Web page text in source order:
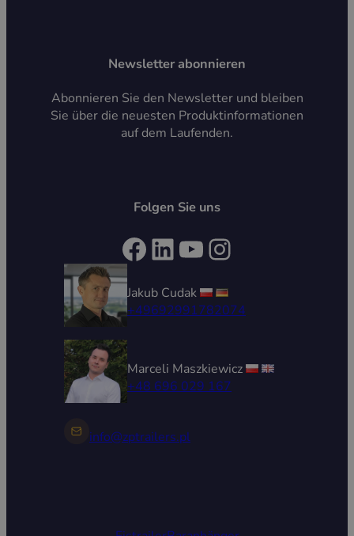
Newsletter abonnieren
Abonnieren Sie den Newsletter und bleiben
Sie über die neuesten Produktinformationen
auf dem Laufenden.
Folgen Sie uns
Facebook LinkedIn YouTube Instagram
Jakub Cudak
+49692991782074
Marceli Maszkiewicz
+48 696 029 167
info@zptrailers.pl